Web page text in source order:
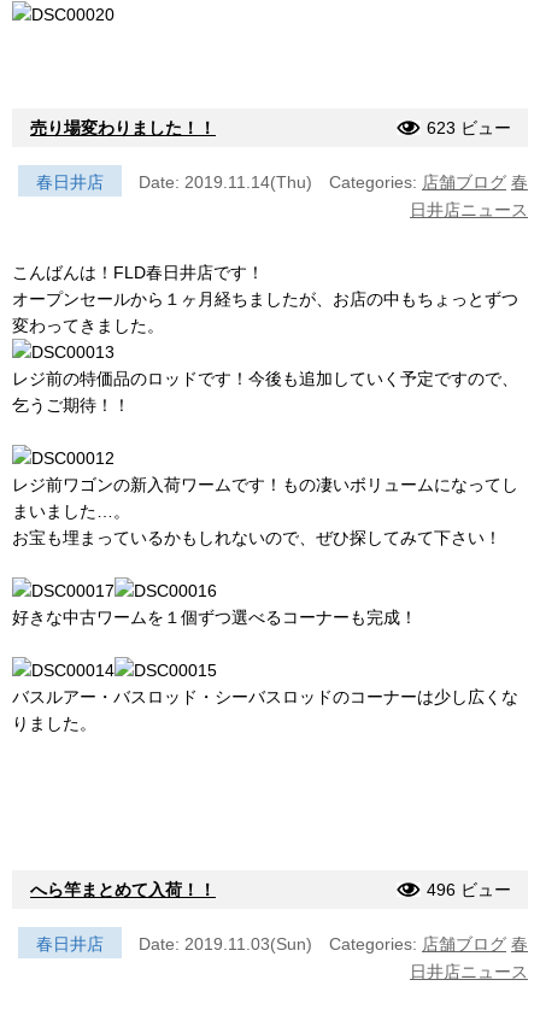
売り場変わりました！！ 623 ビュー
春日井店 Date: 2019.11.14(Thu) Categories: 店舗ブログ 春
日井店ニュース
こんばんは！FLD春日井店です！
オープンセールから１ヶ月経ちましたが、お店の中もちょっとずつ
変わってきました。
レジ前の特価品のロッドです！今後も追加していく予定ですので、
乞うご期待！！
レジ前ワゴンの新入荷ワームです！もの凄いボリュームになってし
まいました…。
お宝も埋まっているかもしれないので、ぜひ探してみて下さい！
好きな中古ワームを１個ずつ選べるコーナーも完成！
バスルアー・バスロッド・シーバスロッドのコーナーは少し広くな
りました。
へら竿まとめて入荷！！ 496 ビュー
春日井店 Date: 2019.11.03(Sun) Categories: 店舗ブログ 春
日井店ニュース